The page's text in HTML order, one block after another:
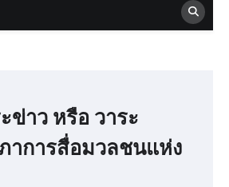
ข่าว หรือ วาระ
าการสื่อมวลชนแห่ง